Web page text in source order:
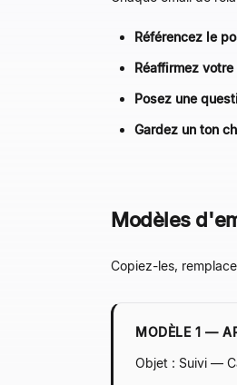
Référencez le
Réaffirmez
Posez une
Gardez un ton
Modèles
Copiez-les,
MODÈLE 1 —
Objet : Suivi —